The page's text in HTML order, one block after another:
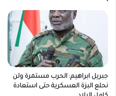
جبريل ابراهيم: الحرب مستمرة ولن
نحلع البزة العسكرية حتى استعادة